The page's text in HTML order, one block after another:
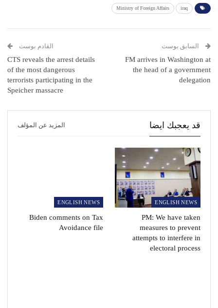
iraq
Ministry of Foreign Affairs
السابق بوست
FM arrives in Washington at
the head of a government
delegation
القادم بوست
CTS reveals the arrest details
of the most dangerous
terrorists participating in the
Speicher massacre
قد يعجبك ايضا المزيد عن المؤلف
ENGLISH NEWS
PM: We have taken
measures to prevent
attempts to interfere in
electoral process
ENGLISH NEWS
Biden comments on Tax
Avoidance file